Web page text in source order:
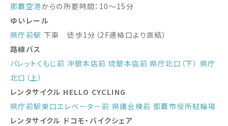
那覇空港からの所要時間：10〜15分
ゆいレール
県庁前駅 下車 徒歩1分（2F連絡口より直結）
路線バス
パレットくもじ前 沖銀本店前 琉銀本店前 県庁北口（下） 県庁
北口（上）
レンタサイクル HELLO CYCLING
県庁前駅東口エレベーター前 県議会棟前 那覇市役所駐輪場
レンタサイクル ドコモ・バイクシェア